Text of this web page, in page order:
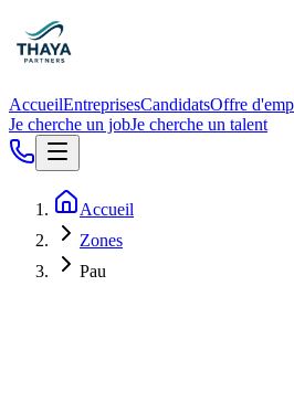
AccueilEntreprisesCandidatsOffre
Je cherche un jobJe cherche un talent
Accueil
Zones
Pau